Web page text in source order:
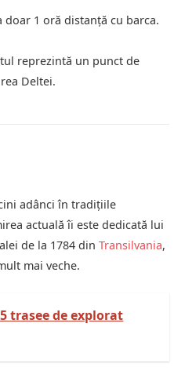
doar 1 oră distanță cu barca.
reprezintă un punct de
Deltei.
adânci în tradițiile
actuală îi este dedicată lui
de la 1784 din Transilvania,
mai veche.
trasee de explorat